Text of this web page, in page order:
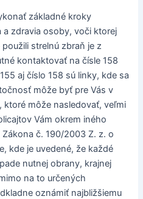
základné kroky
a zdravia osoby, voči ktorej
strelnú zbraň je z
kontaktovať na čísle 158
aj číslo 158 sú linky, kde sa
môže byť pre Vás v
môže nasledovať, veľmi
Vám okrem iného
č. 190/2003 Z. z. o
kde je uvedené, že každé
nutnej obrany, krajnej
na to určených
oznámiť najbližšiemu